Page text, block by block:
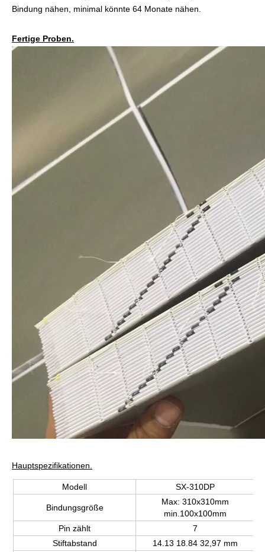
Bindung nähen, minimal könnte 64 Monate nähen.
Fertige Proben.
Hauptspezifikationen.
Modell SX-310DP
Bindungsgröße
Max: 310x310mm
min.100x100mm
Pin zählt
7
Stiftabstand
14.13 18.84 32,97 mm